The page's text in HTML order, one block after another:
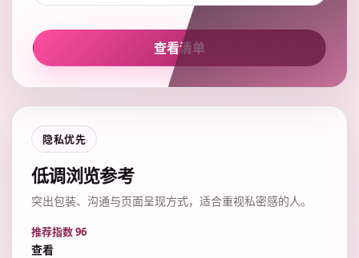
查看清单
隐私优先
低调浏览参考
突出包装、沟通与页面呈现方式，适合重视私密感的人。
推荐指数 96
查看